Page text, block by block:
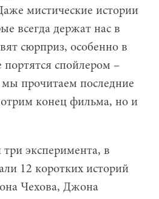
мистические истории
всегда держат нас в
сюрприз, особенно в
портятся спойлером –
прочитаем последние
конец фильма, но и
эксперимента, в
12 коротких историй
Чехова, Джона